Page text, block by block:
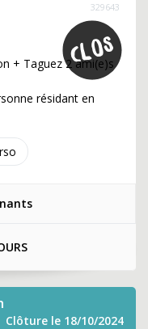
329643
+ Taguez 2 ami(e)s
résidant en
Clôture le 18/10/2024